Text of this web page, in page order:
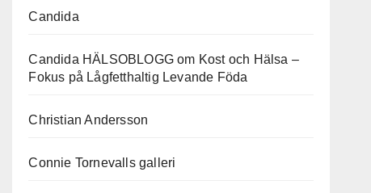
Candida
Candida HÄLSOBLOGG om Kost och Hälsa –
Fokus på Lågfetthaltig Levande Föda
Christian Andersson
Connie Tornevalls galleri